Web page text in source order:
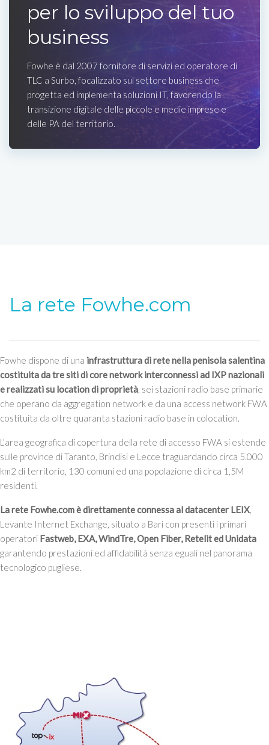
per lo sviluppo del tuo
business
Fowhe è dal 2007 fornitore di servizi ed operatore di
TLC a Surbo, focalizzato sul settore business che
progetta ed implementa soluzioni IT, favorendo la
transizione digitale delle piccole e medie imprese e
delle PA del territorio.
La rete Fowhe.com
Fowhe dispone di una infrastruttura di rete nella penisola salentina
costituita da tre siti di core network interconnessi ad IXP nazionali
e realizzati su location di proprietà, sei stazioni radio base primarie
che operano da aggregation network e da una access network FWA
costituita da oltre quaranta stazioni radio base in colocation.
L’area geografica di copertura della rete di accesso FWA si estende
sulle province di Taranto, Brindisi e Lecce traguardando circa 5.000
km2 di territorio, 130 comuni ed una popolazione di circa 1,5M
residenti.
La rete Fowhe.com è direttamente connessa al datacenter LEIX,
Levante Internet Exchange, situato a Bari con presenti i primari
operatori Fastweb, EXA, WindTre, Open Fiber, Retelit ed Unidata
garantendo prestazioni ed affidabilità senza eguali nel panorama
tecnologico pugliese.